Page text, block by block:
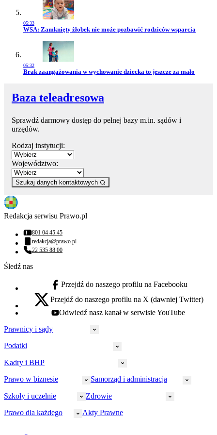
05:33
Przejdź do artykułu:
WSA: Zamknięty żłobek nie może pozbawić rodziców wsparcia
05:32
Przejdź do artykułu:
Brak zaangażowania w wychowanie dziecka to jeszcze za mało
Baza teleadresowa
Sprawdź darmowy dostęp do pełnej bazy m.in. sądów i
urzędów.
Rodzaj instytucji:
Województwo:
Szukaj danych kontaktowych
Redakcja serwisu Prawo.pl
Numer telefonu:
801 04 45 45
Adres email:
redakcja@prawo.pl
Numer telefonu:
22 535 88 00
Śledź nas
facebook - otwiera się w nowej karcie
Przejdź do naszego profilu na Facebooku
x - otwiera się w nowej karcie
Przejdź do naszego profilu na X (dawniej Twitter)
youtube - otwiera się w nowej karcie
Odwiedź nasz kanał w serwisie YouTube
Prawnicy i sądy
Prawnicy
Policja
Strefa aplikanta
Sędziowie
Podatki
CIT
Akcyza
Rachunkowość
Kadry i BHP
HR
Ubezpieczenia społeczne
Prawo w biznesie
Małe i średnie firmy
Samorząd i administracja
Bezpieczeństwo publiczne
Szkoły i uczelnie Zdrowie
Prawo dla każdego Akty Prawne